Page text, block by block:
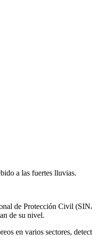
a las fuertes lluvias.
de Protección Civil
de su nivel.
en varios sectores,